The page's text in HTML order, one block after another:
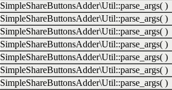
SimpleShareButtonsAdder\Util::parse_args( )
SimpleShareButtonsAdder\Util::parse_args( )
SimpleShareButtonsAdder\Util::parse_args( )
SimpleShareButtonsAdder\Util::parse_args( )
SimpleShareButtonsAdder\Util::parse_args( )
SimpleShareButtonsAdder\Util::parse_args( )
SimpleShareButtonsAdder\Util::parse_args( )